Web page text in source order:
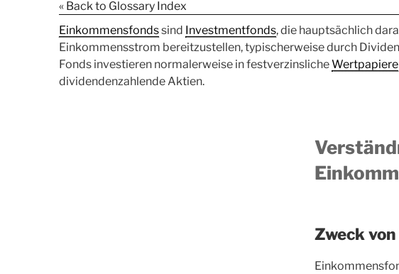
« Back to Glossary Index
Einkommensfondssind Investmentfonds, die hauptsächlich
Einkommensstrom bereitzustellen, typischerweise durch
Fonds investieren normalerweise in festverzinslicheWertpapiere
dividendenzahlende Aktien.
Zweck